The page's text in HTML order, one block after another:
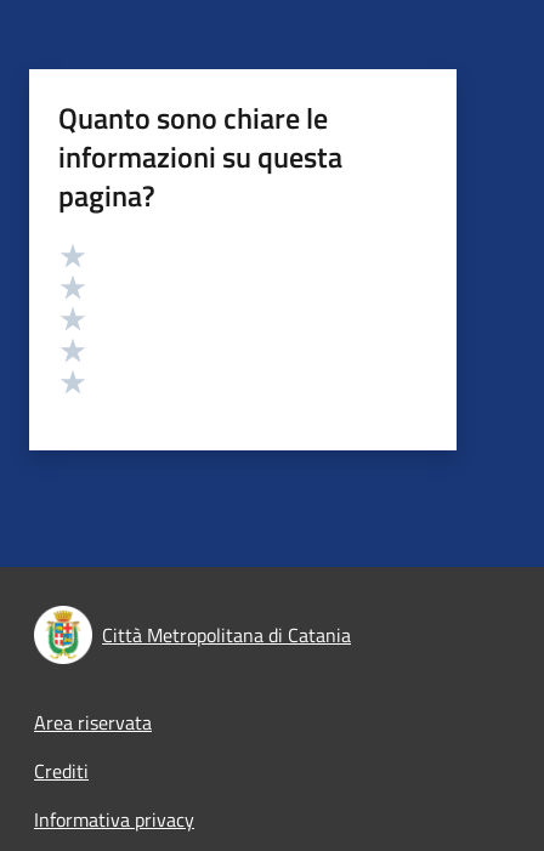
Quanto sono chiare le
informazioni su questa
pagina?
Valutazione
Città Metropolitana di Catania
Footer menu
Area riservata
Crediti
Informativa privacy